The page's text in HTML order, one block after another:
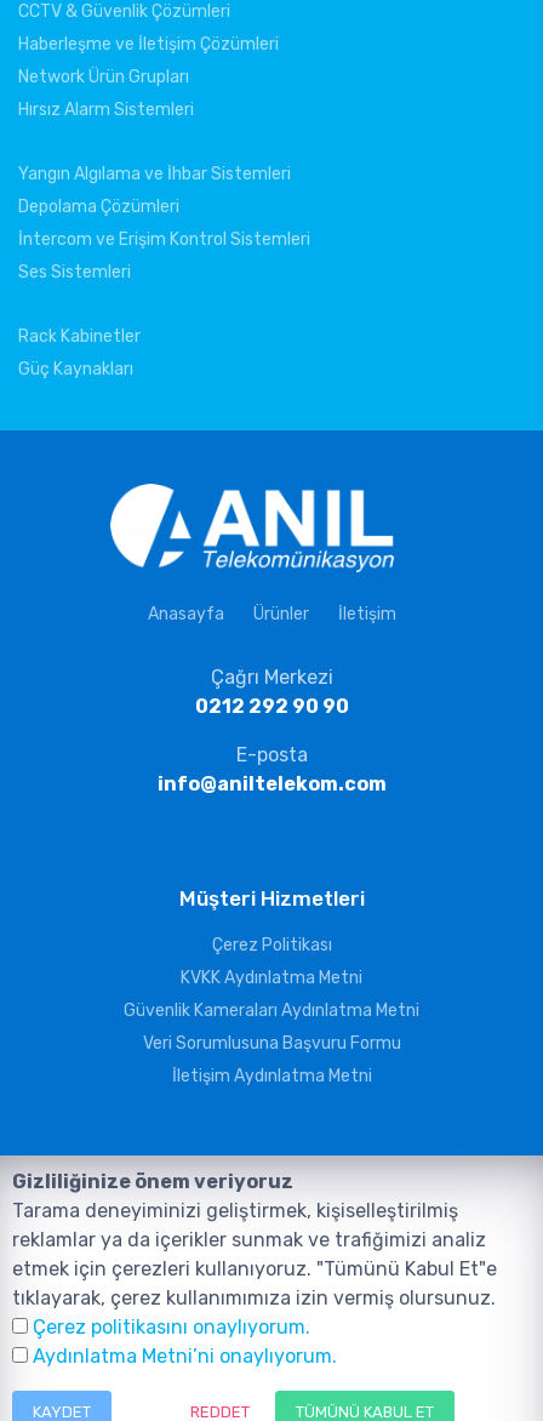
CCTV & Güvenlik Çözümleri
Haberleşme ve İletişim Çözümleri
Network Ürün Grupları
Hırsız Alarm Sistemleri
Yangın Algılama ve İhbar Sistemleri
Depolama Çözümleri
İntercom ve Erişim Kontrol Sistemleri
Ses Sistemleri
Rack Kabinetler
Güç Kaynakları
Anasayfa Ürünler İletişim
Çağrı Merkezi
0212 292 90 90
E-posta
info@aniltelekom.com
Müşteri Hizmetleri
Çerez Politikası
KVKK Aydınlatma Metni
Güvenlik Kameraları Aydınlatma Metni
Veri Sorumlusuna Başvuru Formu
İletişim Aydınlatma Metni
©2026, Tüm Hakları ANIL TELEKOMÜNİKASYON GÜVENLİK VE BİLİŞİM
SİSTEMLERİ SAN. TİC. LTD. ŞTİ. aittir.Tasarım ve Yazılım:
Tasarım Yazılım ve Teknoloji
Gizliliğinize önem veriyoruz
Tarama deneyiminizi geliştirmek, kişiselleştirilmiş
reklamlar ya da içerikler sunmak ve trafiğimizi analiz
etmek için çerezleri kullanıyoruz. "Tümünü Kabul Et"e
tıklayarak, çerez kullanımımıza izin vermiş olursunuz.
Çerez politikasını onaylıyorum.
Aydınlatma Metni’ni onaylıyorum.
KAYDET REDDET TÜMÜNÜ KABUL ET